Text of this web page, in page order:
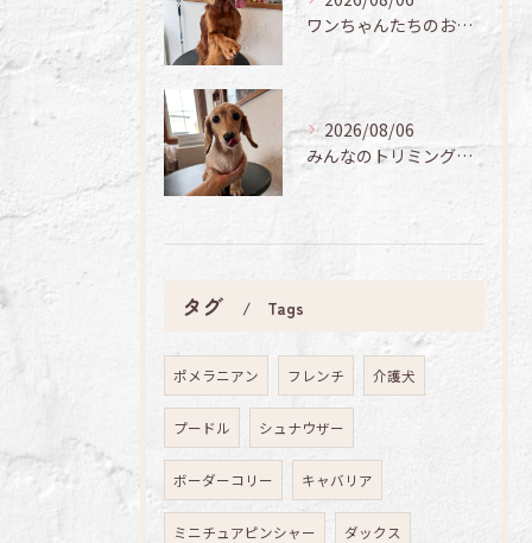
ワンちゃんたちのお手入れ日記🐶✨
2026/08/06
みんなのトリミング日記🌟
タグ Tags
ポメラニアン フレンチ 介護犬
プードル シュナウザー
ボーダーコリー キャバリア
ミニチュアピンシャー ダックス